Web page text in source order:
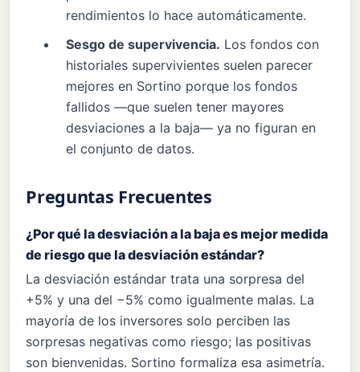
rendimientos lo hace automáticamente.
Sesgo de supervivencia. Los fondos con
historiales supervivientes suelen parecer
mejores en Sortino porque los fondos
fallidos —que suelen tener mayores
desviaciones a la baja— ya no figuran en
el conjunto de datos.
Preguntas Frecuentes
¿Por qué la desviación a la baja es mejor medida
de riesgo que la desviación estándar?
La desviación estándar trata una sorpresa del
+5% y una del −5% como igualmente malas. La
mayoría de los inversores solo perciben las
sorpresas negativas como riesgo; las positivas
son bienvenidas. Sortino formaliza esa asimetría.